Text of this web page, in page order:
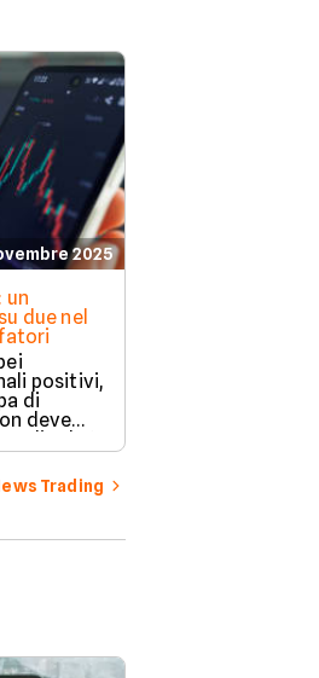
2025
un
due nel
positivi,
di
deve
Il 6°
che, ad
su 2
vi
Trading